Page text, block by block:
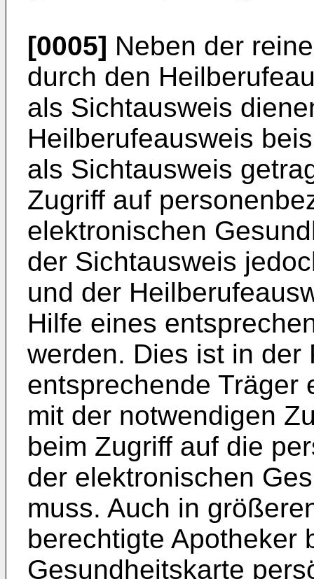
[0005] Neben der
durch den
als Sichtausweis
Heilberufeausweis
als Sichtausweis
Zugriff auf
elektronischen
der Sichtausweis
und der
Hilfe eines
werden. Dies ist in der
entsprechende Träger
mit der notwendigen
beim Zugriff auf die
der elektronischen
muss. Auch in
berechtigte Apotheker
Gesundheitskarte